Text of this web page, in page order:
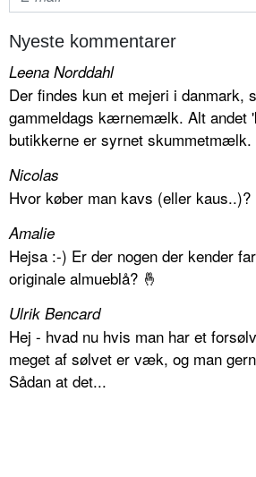
Nyeste kommentarer
Leena Norddahl
Der findes kun et mejeri i danmark,
gammeldags kærnemælk. Alt
butikkerne er syrnet skummetmælk.
Nicolas
Hvor køber man kavs (eller kaus..)?
Amalie
Hejsa :-) Er der nogen der kender
originale almueblå? 🤞
Ulrik Bencard
Hej - hvad nu hvis man har et
meget af sølvet er væk, og man
Sådan at det...